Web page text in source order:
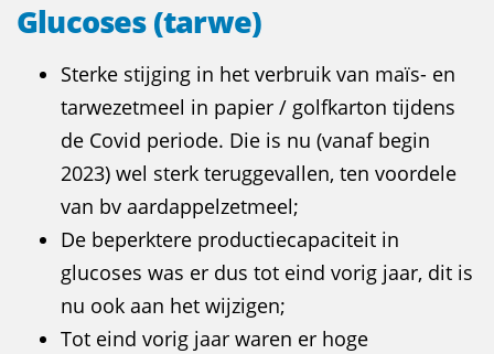
Glucoses (tarwe)
Sterke stijging in het verbruik van maïs- en
tarwezetmeel in papier / golfkarton tijdens
de Covid periode. Die is nu (vanaf begin
2023) wel sterk teruggevallen, ten voordele
van bv aardappelzetmeel;
De beperktere productiecapaciteit in
glucoses was er dus tot eind vorig jaar, dit is
nu ook aan het wijzigen;
Tot eind vorig jaar waren er hoge